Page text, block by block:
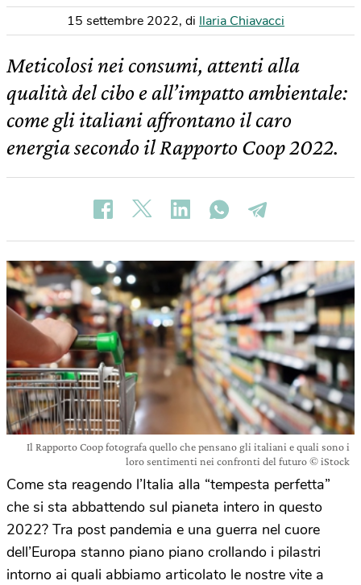
15 settembre 2022, di Ilaria Chiavacci
Meticolosi nei consumi, attenti alla
qualità del cibo e all’impatto ambientale:
come gli italiani affrontano il caro
energia secondo il Rapporto Coop 2022.
Il Rapporto Coop fotografa quello che pensano gli italiani e quali sono i
loro sentimenti nei confronti del futuro © iStock
Come sta reagendo l’Italia alla “tempesta perfetta”
che si sta abbattendo sul pianeta intero in questo
2022? Tra post pandemia e una guerra nel cuore
dell’Europa stanno piano piano crollando i pilastri
intorno ai quali abbiamo articolato le nostre vite a